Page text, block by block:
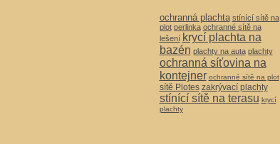
ochranná plachta stínící sítě na
plot perlinka ochranné sítě na
lešení krycí plachta na
bazén plachty na auta plachty
ochranná síťovina na
kontejner ochranné sítě na plot
sítě Plotes zakrývací plachty
stínící sítě na terasu krycí
plachty